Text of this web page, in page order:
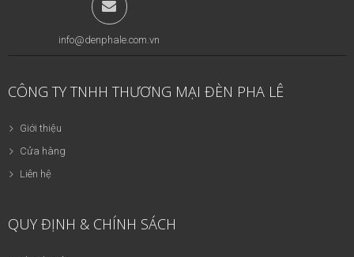
info@denphale.com.vn
CÔNG TY TNHH THƯƠNG MẠI ĐÈN PHA LÊ
Giới thiệu
Cửa hàng
Liên hệ
QUY ĐỊNH & CHÍNH SÁCH